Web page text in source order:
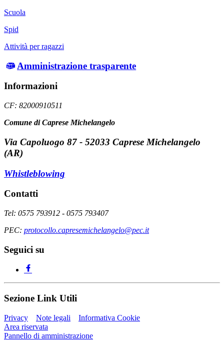
Scuola
Spid
Attività per ragazzi
Amministrazione trasparente
Informazioni
CF: 82000910511
Comune di Caprese Michelangelo
Via Capoluogo 87 - 52033 Caprese Michelangelo
(AR)
Whistleblowing
Contatti
Tel: 0575 793912 - 0575 793407
PEC: protocollo.capresemichelangelo@pec.it
Seguici su
Sezione Link Utili
Privacy Note legali
Informativa Cookie
Area riservata
Pannello di amministrazione